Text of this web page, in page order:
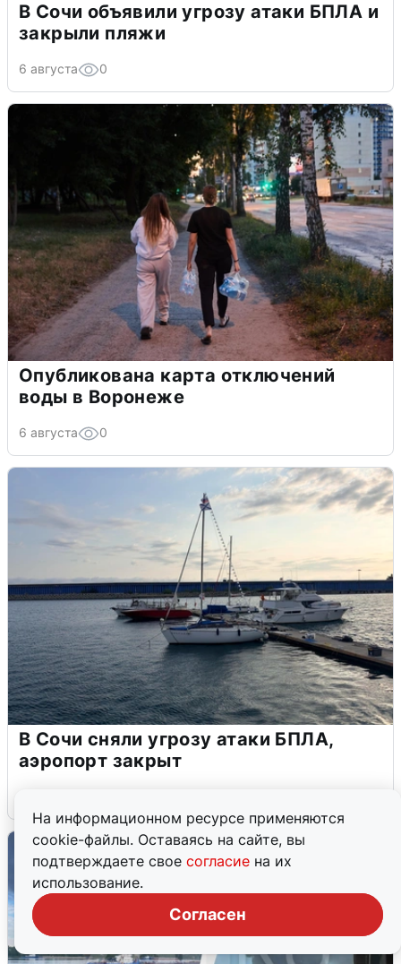
На информационном ресурсе применяются
cookie-файлы. Оставаясь на сайте, вы
подтверждаете свое согласие на их
использование.
Согласен
В Сочи объявили угрозу атаки БПЛА и
закрыли пляжи
6 августа 0
Опубликована карта отключений
воды в Воронеже
6 августа 0
В Сочи сняли угрозу атаки БПЛА,
аэропорт закрыт